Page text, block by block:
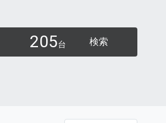
205台 検索